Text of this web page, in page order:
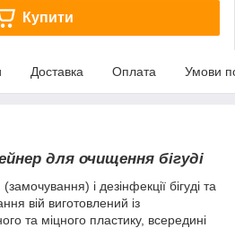
Купити
Доставка Оплата Умови
для очищення бігуді
і дезінфекції бігуді та
вій виготовлений із
та міцного пластику, всередині